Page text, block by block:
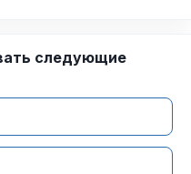
следующие